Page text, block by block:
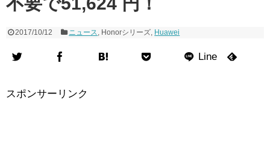
2017/10/12 ニュース, Honorシリーズ, Huawei
スポンサーリンク